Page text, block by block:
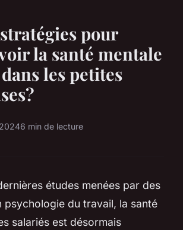
pour
la santé mentale
les petites
6 min de lecture
études menées par des
psychologie du travail, la santé
salariés est désormais